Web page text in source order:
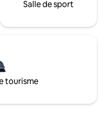
Salle de sport
tourisme